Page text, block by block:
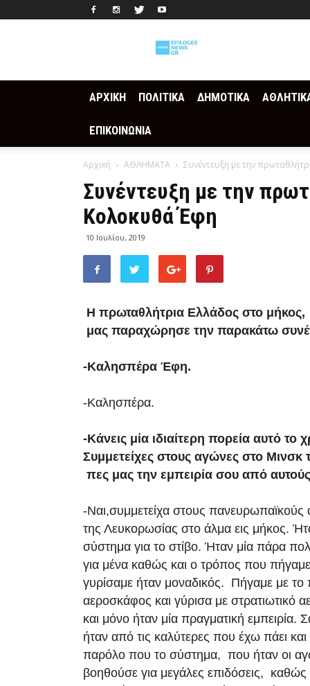
ΑΡΧΙΚΗ ΠΟΛΙΤΙΚΑ ΔΗΜΟΤΙΚΑ
ΕΠΙΚΟΙΝΩΝΙΑ
Αρχική ΑΘΛΗΜΑΤΑ Συνέντευξη με την
Συνέντευξη με την
Κολοκυθά Έφη
10 Ιουλίου, 2019
Η πρωταθλήτρια Ελλάδος στο
μας παραχώρησε την παρακάτω
-Καλησπέρα Έφη.
-Καλησπέρα.
-Κάνεις μία ιδιαίτερη πορεία αυτό το
Συμμετείχες στους αγώνες στο Μινσκ
πες μας την εμπειρία σου από
-Ναι,συμμετείχα στους
της Λευκορωσίας στο άλμα εις μήκος.
σύστημα για το στίβο. Ήταν μία πάρα
για μένα καθώς και ο τρόπος που
γυρίσαμε ήταν μοναδικός. Πήγαμε με
αεροσκάφος και γύρισα με στρατιωτικό
και μόνο ήταν μία πραγματική εμπειρία.
ήταν από τις καλύτερες που έχω πάει
παρόλο που το σύστημα, που ήταν οι
βοηθούσε για μεγάλες επιδόσεις,